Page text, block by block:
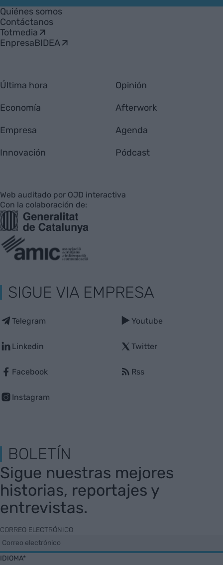
Empresa
Quiénes somos
Contáctanos
Totmedia
EnpresaBIDEA
Última hora
Economía
Empresa
Innovación
Opinión
Afterwork
Agenda
Pódcast
Web auditado por OJD interactiva
Con la colaboración de:
SIGUE VIA EMPRESA
Telegram
Linkedin
Facebook
Instagram
Youtube
Twitter
Rss
BOLETÍN
Sigue nuestras mejores
historias, reportajes y
entrevistas.
CORREO ELECTRÓNICO
IDIOMA*